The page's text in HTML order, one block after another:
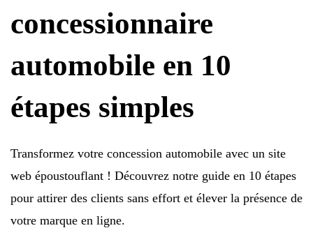
concessionnaire
automobile en 10
étapes simples
Transformez votre concession automobile avec un site
web époustouflant ! Découvrez notre guide en 10 étapes
pour attirer des clients sans effort et élever la présence de
votre marque en ligne.